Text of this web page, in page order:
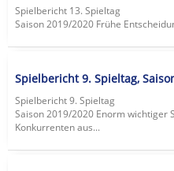
Spielbericht 13. Spieltag
Saison 2019/2020 Frühe
Spielbericht 9. Spieltag,
Spielbericht 9. Spieltag
Saison 2019/2020 Enorm wichtiger
Konkurrenten aus...